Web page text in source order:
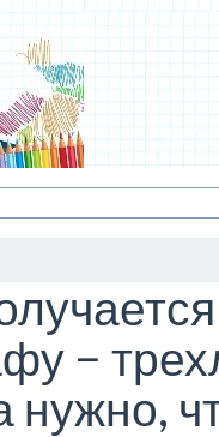
−
нужно,